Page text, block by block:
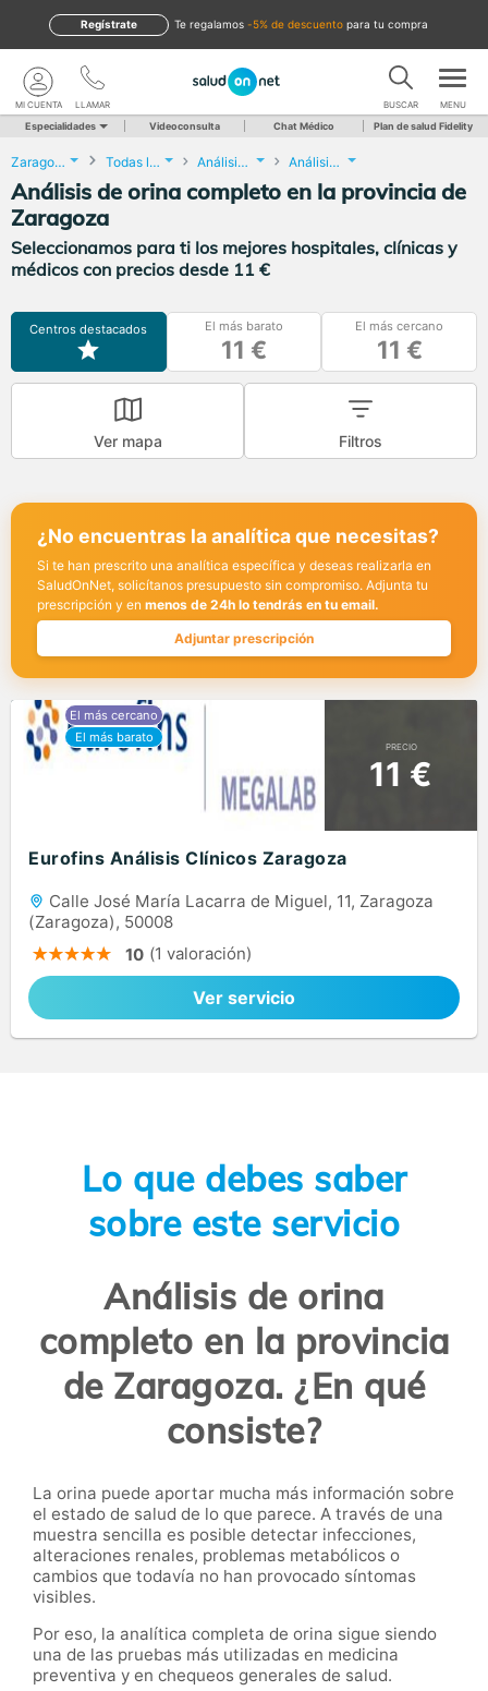
te regalamos -5% de descuento para tu compra
Regístrate
LLAMAR
MI CUENTA BUSCAR MENU
Especialidades Videoconsulta Chat Médico Plan de salud Fidelity
Zaragoza Todas las localidades Análisis Clínicos Análisis de orina completo
Análisis de orina completo en la provincia de
Zaragoza
Seleccionamos para ti los mejores hospitales, clínicas y
médicos con precios desde 11 €
Centros destacados El más barato
11 €
El más cercano
11 €
Ver mapa Filtros
¿No encuentras la analítica que necesitas?
Si te han prescrito una analítica específica y deseas realizarla en
SaludOnNet, solicítanos presupuesto sin compromiso. Adjunta tu
prescripción y en menos de 24h lo tendrás en tu email.
Adjuntar prescripción
PRECIO
11 €
Eurofins Análisis Clínicos Zaragoza
Calle José María Lacarra de Miguel, 11, Zaragoza
(Zaragoza), 50008
10 (1 valoración)
Ver servicio
Lo que debes saber
sobre este servicio
Análisis de orina
completo en la provincia
de Zaragoza. ¿En qué
consiste?
La orina puede aportar mucha más información sobre
el estado de salud de lo que parece. A través de una
muestra sencilla es posible detectar infecciones,
alteraciones renales, problemas metabólicos o
cambios que todavía no han provocado síntomas
visibles.
Por eso, la analítica completa de orina sigue siendo
una de las pruebas más utilizadas en medicina
preventiva y en chequeos generales de salud.